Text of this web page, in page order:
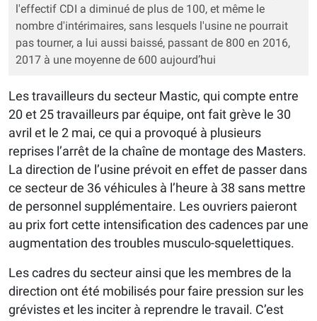
l'effectif CDI a diminué de plus de 100, et même le
nombre d'intérimaires, sans lesquels l'usine ne pourrait
pas tourner, a lui aussi baissé, passant de 800 en 2016,
2017 à une moyenne de 600 aujourd’hui
Les travailleurs du secteur Mastic, qui compte entre
20 et 25 travailleurs par équipe, ont fait grève le 30
avril et le 2 mai, ce qui a provoqué à plusieurs
reprises l’arrêt de la chaîne de montage des Masters.
La direction de l’usine prévoit en effet de passer dans
ce secteur de 36 véhicules à l’heure à 38 sans mettre
de personnel supplémentaire. Les ouvriers paieront
au prix fort cette intensification des cadences par une
augmentation des troubles musculo-squelettiques.
Les cadres du secteur ainsi que les membres de la
direction ont été mobilisés pour faire pression sur les
grévistes et les inciter à reprendre le travail. C’est